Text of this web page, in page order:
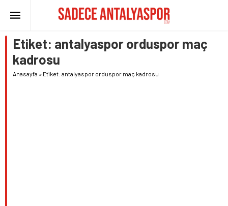
Etiket: antalyaspor orduspor maç
kadrosu
Anasayfa » Etiket: antalyaspor orduspor maç kadrosu